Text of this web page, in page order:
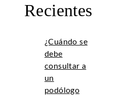
Recientes
¿Cuándo se
debe
consultar a
un
podólogo